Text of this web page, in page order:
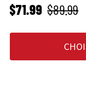
PRIX SOLDÉ
$71.99 Prix
$89.99